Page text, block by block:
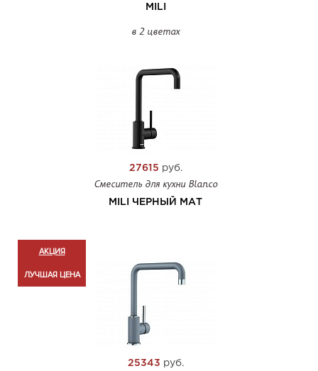
MILI
в 2 цветах
27615 руб.
Смеситель для кухни Blanco
MILI ЧЕРНЫЙ МАТ
25343 руб.
АКЦИЯ
ЛУЧШАЯ ЦЕНА